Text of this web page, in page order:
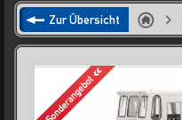
Zur Übersicht